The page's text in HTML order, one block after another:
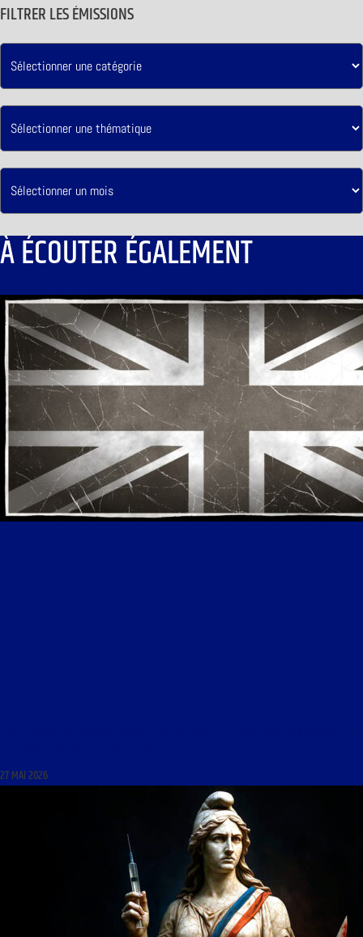
FILTRER LES ÉMISSIONS
À ÉCOUTER ÉGALEMENT
27 MAI 2026